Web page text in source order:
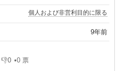
個人および非営利目的に限る
9年前
👎0
低評価
•0 票